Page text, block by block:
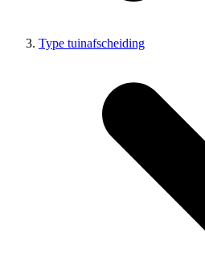
Type tuinafscheiding